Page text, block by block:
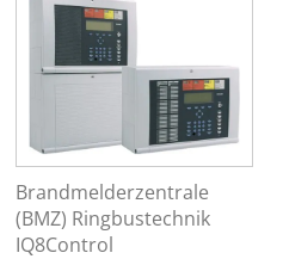
Services (CLSS)
Brandmelderzentrale
(BMZ) Ringbustechnik
IQ8Control